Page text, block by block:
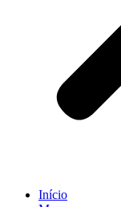
Início